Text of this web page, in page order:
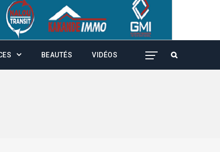
BEAUTÉS VIDÉOS